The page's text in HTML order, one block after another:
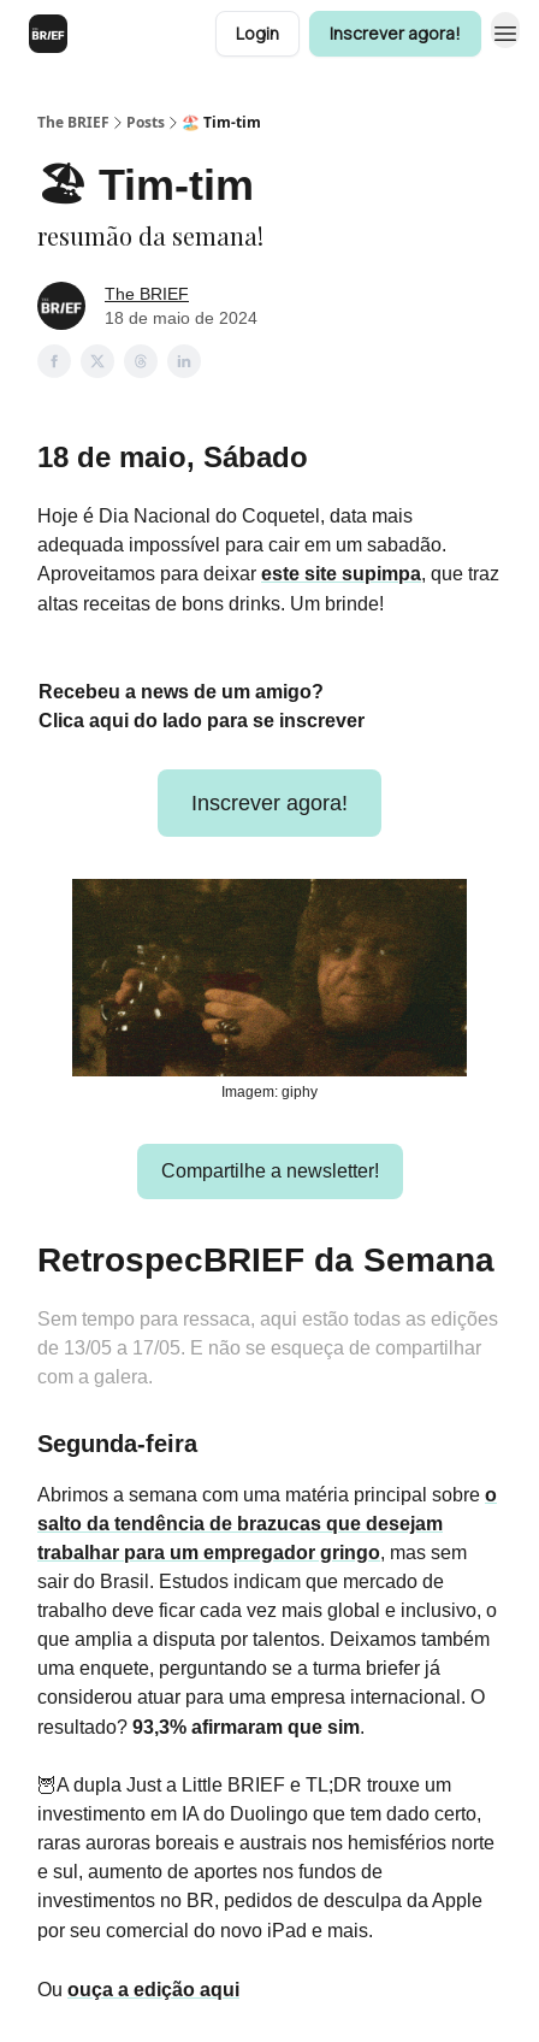
Login Inscrever agora!
The BRIEF Posts 🏖️ Tim-tim
🏖️ Tim-tim
resumão da semana!
The BRIEF
18 de maio de 2024
18 de maio, Sábado
Hoje é Dia Nacional do Coquetel, data mais
adequada impossível para cair em um sabadão.
Aproveitamos para deixar este site supimpa, que traz
altas receitas de bons drinks. Um brinde!
Recebeu a news de um amigo?
Clica aqui do lado para se inscrever
Inscrever agora!
Imagem: giphy
Compartilhe a newsletter!
RetrospecBRIEF da Semana
Sem tempo para ressaca, aqui estão todas as edições
de 13/05 a 17/05. E não se esqueça de compartilhar
com a galera.
Segunda-feira
Abrimos a semana com uma matéria principal sobre o
salto da tendência de brazucas que desejam
trabalhar para um empregador gringo, mas sem
sair do Brasil. Estudos indicam que mercado de
trabalho deve ficar cada vez mais global e inclusivo, o
que amplia a disputa por talentos. Deixamos também
uma enquete, perguntando se a turma briefer já
considerou atuar para uma empresa internacional. O
resultado? 93,3% afirmaram que sim.
🦉A dupla Just a Little BRIEF e TL;DR trouxe um
investimento em IA do Duolingo que tem dado certo,
raras auroras boreais e austrais nos hemisférios norte
e sul, aumento de aportes nos fundos de
investimentos no BR, pedidos de desculpa da Apple
por seu comercial do novo iPad e mais.
Ou ouça a edição aqui